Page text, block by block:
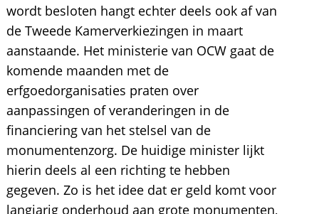
wordt besloten hangt echter deels ook af van
de Tweede Kamerverkiezingen in maart
aanstaande. Het ministerie van OCW gaat de
komende maanden met de
erfgoedorganisaties praten over
aanpassingen of veranderingen in de
financiering van het stelsel van de
monumentenzorg. De huidige minister lijkt
hierin deels al een richting te hebben
gegeven. Zo is het idee dat er geld komt voor
langjarig onderhoud aan grote monumenten,